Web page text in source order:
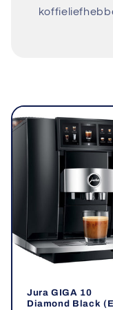
Jura GIGA 10
Diamond Black